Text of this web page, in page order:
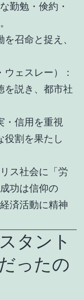
勤勉・倹約・
を召命と捉え、
ウェスレー）：
を説き、都市社
・信用を重視
役割を果たし
ス社会に「労
功は信仰の
済活動に精神
タント
ったの